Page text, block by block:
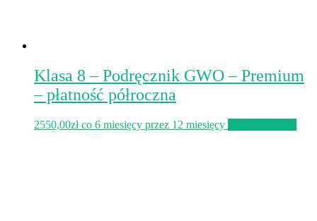
Klasa 8 – Podręcznik GWO – Premium
– płatność półroczna
2550,00zł co 6 miesięcy przez 12 miesięcy